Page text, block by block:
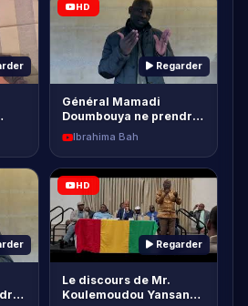
Général Mamadi
Doumbouya ne prendra
pas le risque d'être
candidat - Pa…
Ibrahima Bah
HD
Regarder
Le discours de Mr.
Koulemoudou Yansane
Vice President de
l'UFDG a Phil…
Amadou Diallo
HD